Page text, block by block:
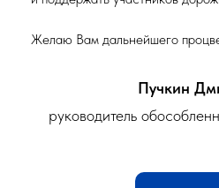
Желаю Вам дальнейшего
Пучкин
руководитель